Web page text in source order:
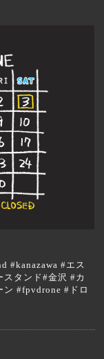
#kanazawa #エス
タンド#金沢 #カ
ン #fpvdrone #ドロ